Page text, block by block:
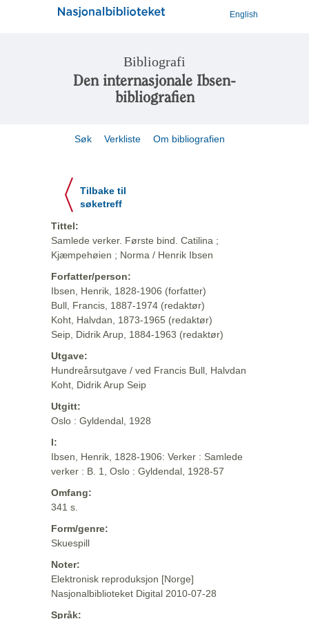
English
Bibliografi
Den internasjonale Ibsen-
bibliografien
Søk Verkliste Om bibliografien
Tilbake til
søketreff
Tittel:
Samlede verker. Første bind. Catilina ;
Kjæmpehøien ; Norma / Henrik Ibsen
Forfatter/person:
Ibsen, Henrik, 1828-1906 (forfatter)
Bull, Francis, 1887-1974 (redaktør)
Koht, Halvdan, 1873-1965 (redaktør)
Seip, Didrik Arup, 1884-1963 (redaktør)
Utgave:
Hundreårsutgave / ved Francis Bull, Halvdan
Koht, Didrik Arup Seip
Utgitt:
Oslo : Gyldendal, 1928
I:
Ibsen, Henrik, 1828-1906: Verker : Samlede
verker : B. 1, Oslo : Gyldendal, 1928-57
Omfang:
341 s.
Form/genre:
Skuespill
Noter:
Elektronisk reproduksjon [Norge]
Nasjonalbiblioteket Digital 2010-07-28
Språk: